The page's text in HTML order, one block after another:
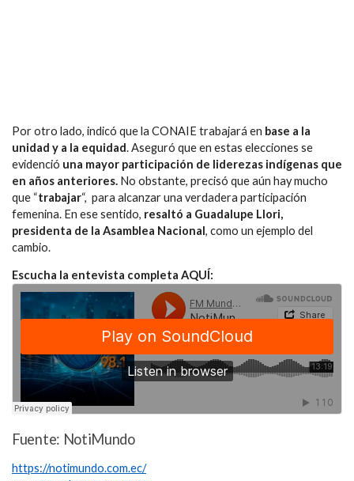
Por otro lado, indicó que la CONAIE trabajará en base a la
unidad y a la equidad. Aseguró que en estas elecciones se
evidenció una mayor participación de liderezas indígenas que
en años anteriores. No obstante, precisó que aún hay mucho
que “trabajar“, para alcanzar una verdadera participación
femenina. En ese sentido, resaltó a Guadalupe Llori,
presidenta de la Asamblea Nacional, como un ejemplo del
cambio.
Escucha la entevista completa AQUÍ:
Fuente: NotiMundo
https://notimundo.com.ec/